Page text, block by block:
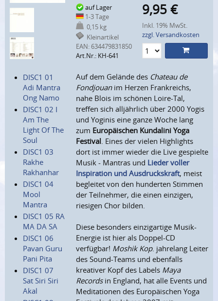
DISC1 01
Adi Mantra
Ong Namo
DISC1 02 I
Am The
Light Of The
Soul
DISC1 03
Rakhe
Rakhanhar
DISC1 04
Mool
Mantra
DISC1 05 RA
MA DA SA
DISC1 06
Pavan Guru
Pani Pita
DISC1 07
Sat Siri Siri
Akal
auf Lager
1-3 Tage
0,15 kg
Kleinartikel
EAN:634479831850
Art.Nr.: KH-641
9,95 €
Inkl. 19% MwSt.
zzgl. Versandkosten
Auf dem Gelände des Chateau de
Fondjouanim Herzen Frankreichs,
nahe Blois im schönen Loire-Tal,
treffen sich alljährlich über 2000 Yogis
und Yoginis eine ganze Woche lang
zum Europäischen Kundalini Yoga
Festival. Eines der vielen Highlights
dort ist immer wieder die Live gespielte
Musik - Mantras und Lieder voller
Inspiration und Ausdruckskraft, meist
begleitet von den hunderten Stimmen
der Teilnehmer, die einen einzigen,
riesigen Chor bilden.
Diese besonders einzigartige Musik-
Energie ist hier als Doppel-CD
verfügbar! Moshik Kop. jahrelang Leiter
des Sound-Teams und ebenfalls
kreativer Kopf des Labels Maya
Recordsin England, hat alle Events und
Meditationen des Europäischen Yoga